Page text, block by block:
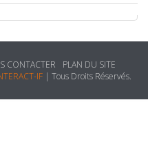
CONTACTER
PLAN DU SITE
IF| Tous Droits Réservés.